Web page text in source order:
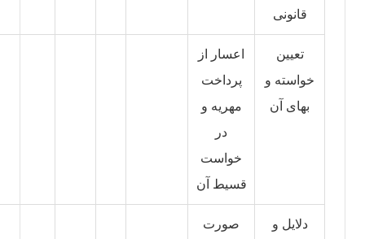
قانونی
تعیین
خواسته و
بهای آن
اعسار از
پرداخت
مهریه و
در
خواست
قسیط آن
دلایل و
صورت